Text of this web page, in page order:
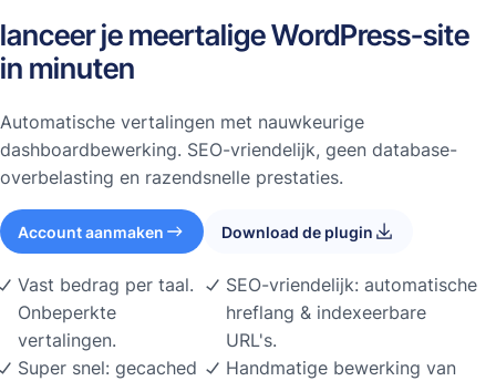
lanceer je meertalige WordPress-site
in minuten
Automatische vertalingen met nauwkeurige
dashboardbewerking. SEO-vriendelijk, geen database-
overbelasting en razendsnelle prestaties.
Account aanmaken Download de plugin
Vast bedrag per taal.
Onbeperkte
vertalingen.
Super snel: gecached
SEO-vriendelijk: automatische
hreflang & indexeerbare
URL's.
Handmatige bewerking van